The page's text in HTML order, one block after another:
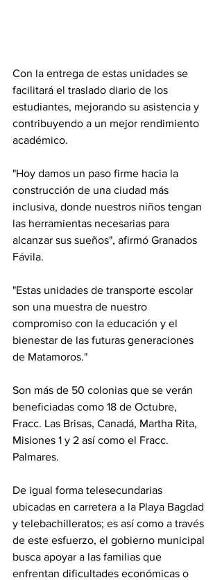
Con la entrega de estas unidades se
facilitará el traslado diario de los
estudiantes, mejorando su asistencia y
contribuyendo a un mejor rendimiento
académico.
"Hoy damos un paso firme hacia la
construcción de una ciudad más
inclusiva, donde nuestros niños tengan
las herramientas necesarias para
alcanzar sus sueños", afirmó Granados
Fávila.
"Estas unidades de transporte escolar
son una muestra de nuestro
compromiso con la educación y el
bienestar de las futuras generaciones
de Matamoros."
Son más de 50 colonias que se verán
beneficiadas como 18 de Octubre,
Fracc. Las Brisas, Canadá, Martha Rita,
Misiones 1 y 2 así como el Fracc.
Palmares.
De igual forma telesecundarias
ubicadas en carretera a la Playa Bagdad
y telebachilleratos; es así como a través
de este esfuerzo, el gobierno municipal
busca apoyar a las familias que
enfrentan dificultades económicas o